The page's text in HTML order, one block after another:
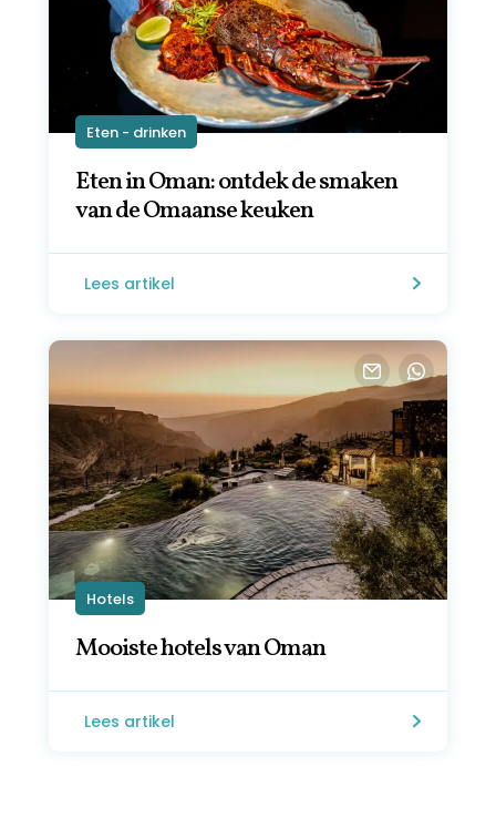
Eten - drinken
Eten in Oman: ontdek de smaken
van de Omaanse keuken
Lees artikel
Hotels
Mooiste hotels van Oman
Lees artikel